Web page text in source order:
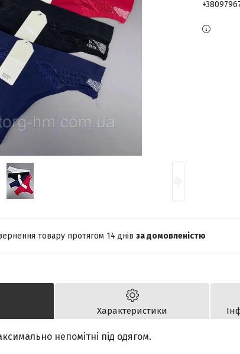
товару протягом 14 днів за домовленістю
Характеристики
непомітні під одягом.